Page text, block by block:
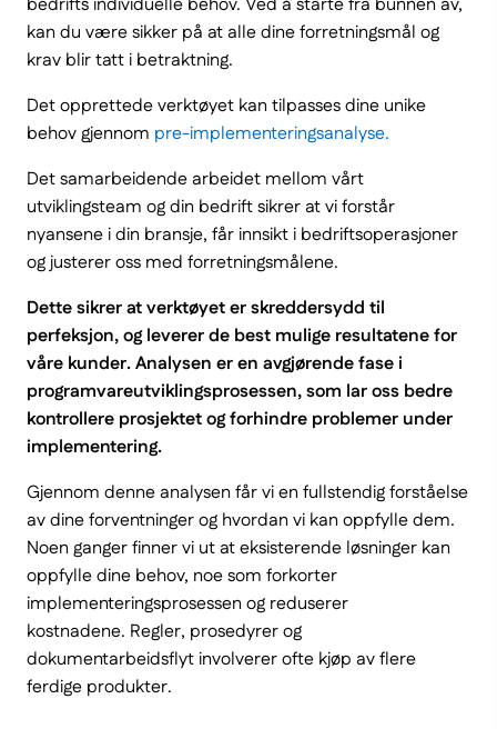
kan du være sikker på at alle dine forretningsmål og
krav blir tatt i betraktning.
Det opprettede verktøyet kan tilpasses dine unike
behov gjennom pre-implementeringsanalyse.
strony)
Det samarbeidende arbeidet mellom vårt
utviklingsteam og din bedrift sikrer at vi forstår
nyansene i din bransje, får innsikt i bedriftsoperasjoner
og justerer oss med forretningsmålene.
Dette sikrer at verktøyet er skreddersydd til
perfeksjon, og leverer de best mulige resultatene for
våre kunder. Analysen er en avgjørende fase i
programvareutviklingsprosessen, som lar oss bedre
kontrollere prosjektet og forhindre problemer under
implementering.
Gjennom denne analysen får vi en fullstendig forståelse
av dine forventninger og hvordan vi kan oppfylle dem.
Noen ganger finner vi ut at eksisterende løsninger kan
oppfylle dine behov, noe som forkorter
implementeringsprosessen og reduserer
kostnadene. Regler, prosedyrer og
dokumentarbeidsflyt involverer ofte kjøp av flere
ferdige produkter.